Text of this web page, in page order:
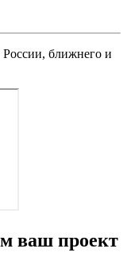
ближнего и
ваш проект